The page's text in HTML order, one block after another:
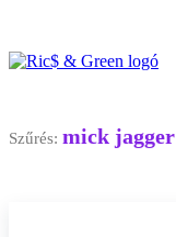
Szűrés: mick jagger